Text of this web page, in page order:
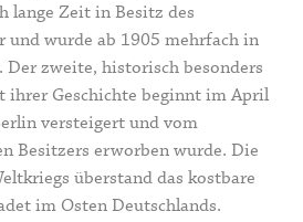
lange Zeit in Besitz des
und wurde ab 1905 mehrfach in
Der zweite, historisch besonders
ihrer Geschichte beginnt im April
versteigert und vom
Besitzers erworben wurde. Die
überstand das kostbare
im Osten Deutschlands.